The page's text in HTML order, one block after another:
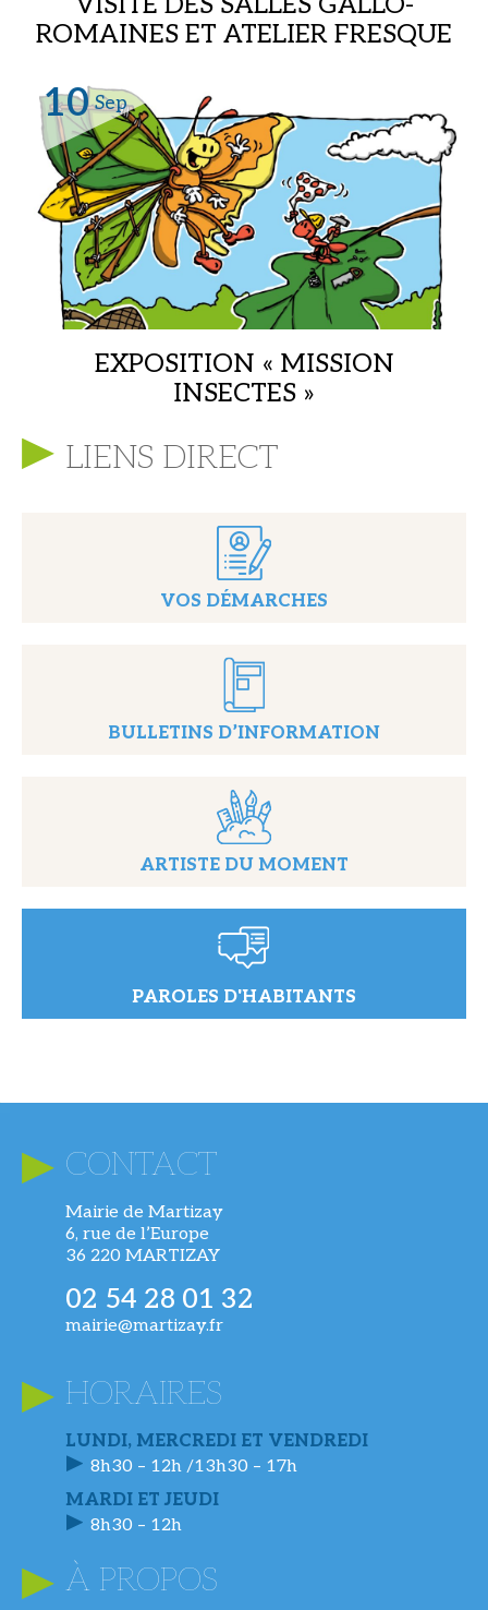
ROMAINES ET ATELIER FRESQUE
Musée archéologique,
10 Sep
EXPOSITION « MISSION
INSECTES »
LIENS DIRECT
VOS DÉMARCHES
BULLETINS D’INFORMATION
ARTISTE DU MOMENT
PAROLES D'HABITANTS
CONTACT
Mairie de Martizay
6, rue de l’Europe
36 220 MARTIZAY
02 54 28 01 32
mairie@martizay.fr
HORAIRES
LUNDI, MERCREDI ET VENDREDI
8h30 – 12h /13h30 – 17h
MARDI ET JEUDI
8h30 – 12h
À PROPOS